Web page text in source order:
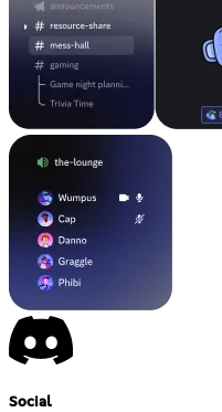
Social